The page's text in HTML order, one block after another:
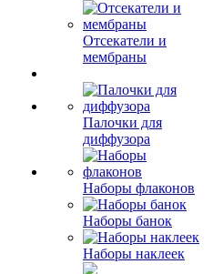
Отсекатели и
мембраны
Палочки для
диффузора
Наборы флаконов
Наборы банок
Наборы наклеек